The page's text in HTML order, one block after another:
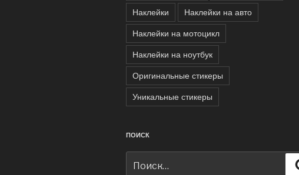
Наклейки
Наклейки на авто
Наклейки на мотоцикл
Наклейки на ноутбук
Оригинальные стикеры
Уникальные стикеры
ПОИСК